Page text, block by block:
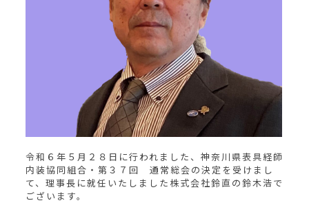
令和６年５月２８日に行われました、神奈川県表具経師
内装協同組合・第３７回 通常総会の決定を受けまし
て、理事長に就任いたしました株式会社鈴直の鈴木浩で
ございます。